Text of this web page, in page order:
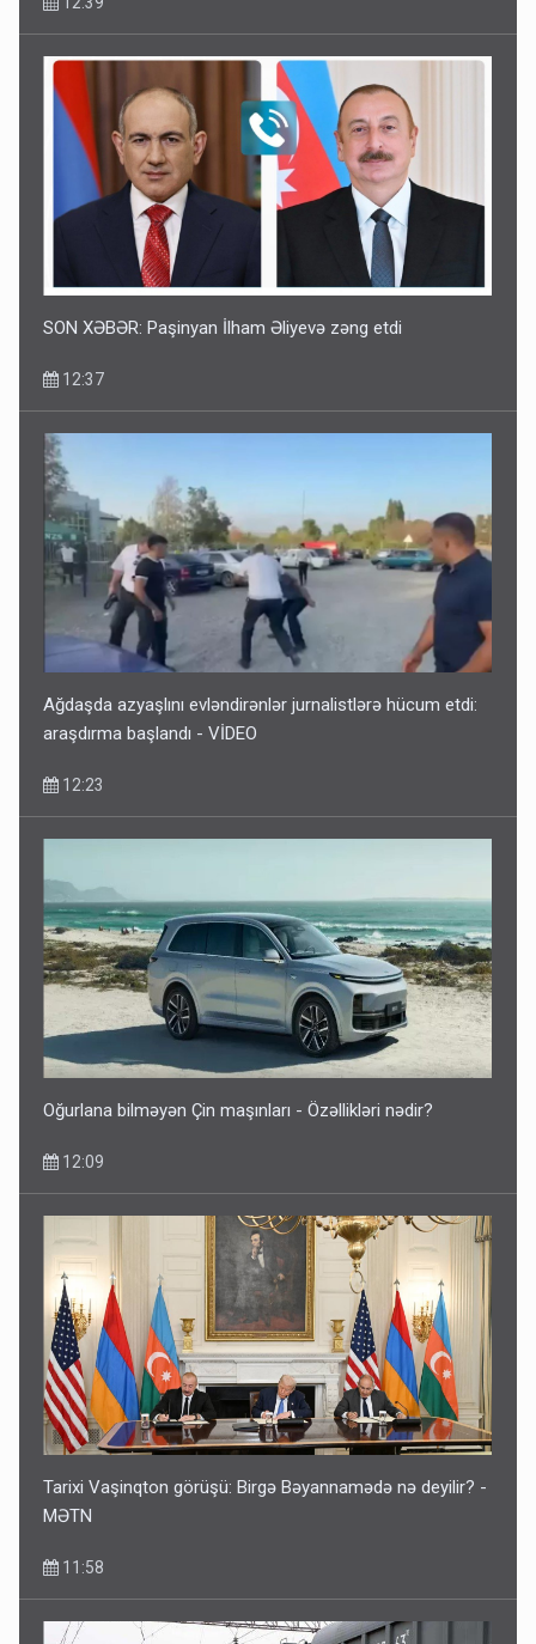
SON XƏBƏR: Paşinyan İlham Əliyevə zəng etdi
12:37
Ağdaşda azyaşlını evləndirənlər jurnalistlərə hücum etdi:
araşdırma başlandı - VİDEO
12:23
Oğurlana bilməyən Çin maşınları - Özəllikləri nədir?
12:09
Tarixi Vaşinqton görüşü: Birgə Bəyannamədə nə deyilir? -
MƏTN
11:58